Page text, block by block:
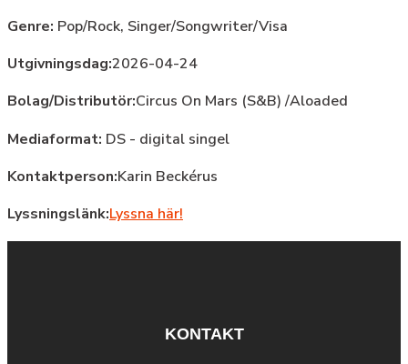
Genre: Pop/Rock, Singer/Songwriter/Visa
Utgivningsdag:2026-04-24
Bolag/Distributör:Circus On Mars (S&B) /Aloaded
Mediaformat: DS - digital singel
Kontaktperson:Karin Beckérus
Lyssningslänk:Lyssna här!
KONTAKT